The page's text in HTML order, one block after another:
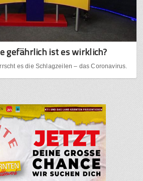
gefährlich ist es wirklich?
es die Schlagzeilen – das Coronavirus.